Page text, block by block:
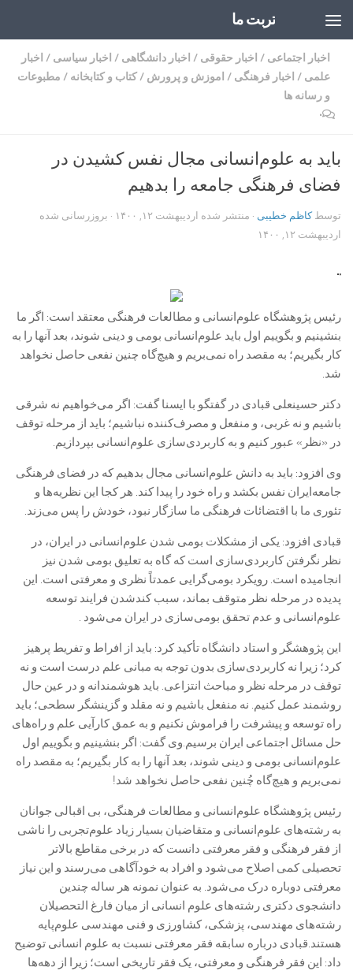
تربت ما
اخبار اجتماعی / اخبار حقوقی / اخبار دانشگاهی / اخبار سیاسی / اخبار
علمی / اخبار فرهنگی / اموزش و پرورش /کتاب و کتابخانه / مطبوعات
و رسانه ها
۰
باید به علوم‌انسانی مجال نفس کشیدن در
فضای فرهنگی جامعه را بدهیم ‌
توسطکاظم خطیبی · منتشر شده اردیبهشت ۱۲, ۱۴۰۰
· بروزرسانی شده
اردیبهشت ۱۲, ۱۴۰۰
رئیس پژوهشگاه علوم‌انسانی و مطالعات فرهنگی معتقد است: اگر ما
بنشینیم و بگوییم اول باید علوم‌انسانی بومی و دینی شوند، بعد آنها را به
کار بگیریم؛ به مقصد راه نمی‌بریم و هیچ‌گاه چنین نفعی حاصل نخواهد
شد.‌
دکتر حسینعلی قبادی در گفتگو با ایسنا گفت: اگر می‌خواهیم نه شرقی
باشیم و نه غربی، و منفعل و مصرف‌کننده نباشیم؛ باید از مرحله توقف
در «نظر» عبور کنیم و به کاربردی‌سازی علوم‌انسانی بپردازیم.‌
وی افزود: باید به دانش علوم‌انسانی مجال بدهیم که در فضای فرهنگی
جامعه‌ایران نفس بکشد و راه خود را پیدا کند. هر کجا این نظریه‌ها و
تئوری ما با اقتضائات فرهنگی ما سازگار نبود، خودش را پس می‌زند.‌
قبادی افزود: یکی از مشکلات بومی شدن علوم‌انسانی در ایران، در
نظر نگرفتن کاربردی‌سازی است که گاه به تعلیق بومی شدن نیز
انجامیده است. رویکرد بومی‌گرایی عمدتاً نظری و معرفتی است. این
پدیده در مرحله نظر متوقف بماند، سبب کندشدن فرایند توسعه
علوم‌انسانی و عدم تحقق بومی‌سازی در ایران می‌شود .‌
این پژوهشگر و استاد دانشگاه تأکید کرد: باید از افراط و تفریط پرهیز
کرد؛ زیرا نه کاربردی‌سازی بدون توجه به مبانی علم درست است و نه
توقف در مرحله نظر و مباحث انتزاعی. باید هوشمندانه و در عین حال
روشمند عمل کنیم. نه منفعل باشیم و نه مقلد و گزینشگر سطحی؛ باید
راه توسعه و پیشرفت را فراموش نکنیم و به عمق کارآیی علم و راه‌های
حل مسائل اجتماعی ایران برسیم.‌‌وی گفت: اگر بنشینیم و بگوییم اول
علوم‌انسانی بومی و دینی شوند، بعد آنها را به کار بگیریم؛ به مقصد راه
نمی‌بریم و هیچ‌گاه چُنین نفعی حاصل نخواهد شد!‌
رئیس پژوهشگاه علوم‌انسانی و مطالعات فرهنگی، بی‌‎ ‌اقبالی جوانان
به رشته‌های علوم‌انسانی و متقاضیان بسیار زیاد علوم‌تجربی را ناشی
از فقر فرهنگی و فقر معرفتی دانست که در برخی مقاطع بالاتر
تحصیلی کمی اصلاح می‌شود و افراد به خودآگاهی می‌رسند و این نیاز
معرفتی دوباره درک می‌شود. به عنوان نمونه هر ساله چندین
دانشجوی دکتری رشته‌های علوم انسانی از میان فارغ التحصیلان
رشته‌های مهندسی، پزشکی، کشاورزی و فنی مهندسی علوم‌پایه
هستند.‌‌قبادی درباره سابقه فقر معرفتی نسبت به علوم انسانی توضیح
داد: ‌این فقر فرهنگی و معرفتی، یک فقر تاریخی است؛ زیرا از دهه‌ها